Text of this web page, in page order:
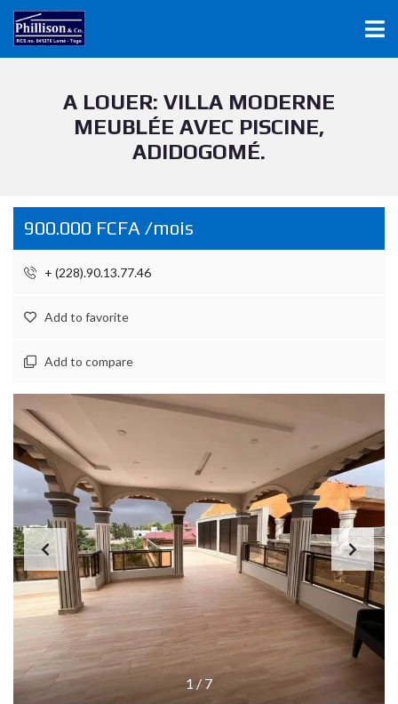
A LOUER: VILLA MODERNE
MEUBLÉE AVEC PISCINE,
ADIDOGOMÉ.
900.000 FCFA /mois
+ (228).90.13.77.46
Add to favorite
Add to compare
1 / 7